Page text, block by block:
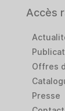
Accès
Offres
Presse